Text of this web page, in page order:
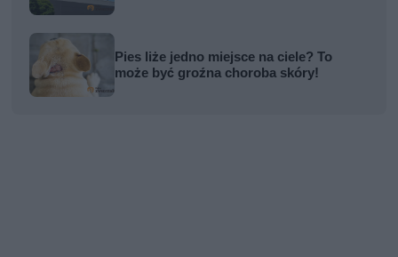
Pies liże jedno miejsce na ciele? To
może być groźna choroba skóry!